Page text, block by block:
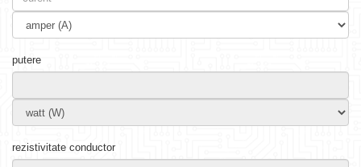
putere
rezistivitate conductor